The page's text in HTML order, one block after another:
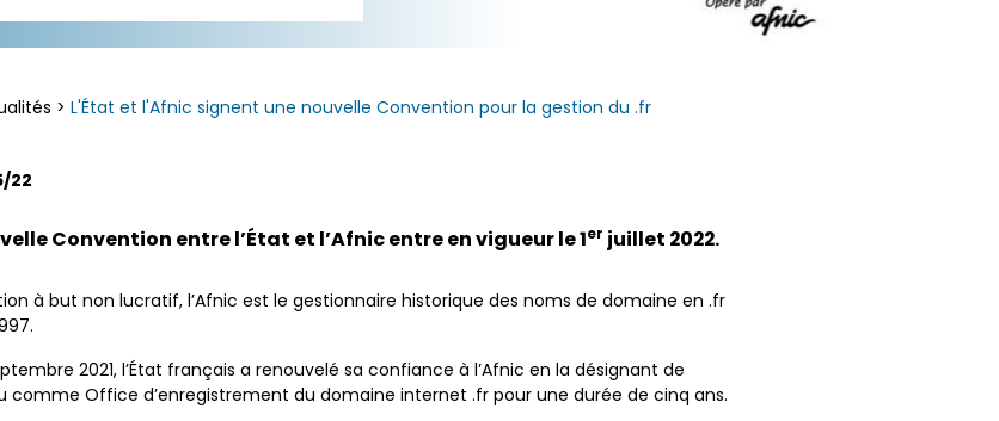
> L'État et l'Afnic signent une nouvelle Convention pour la gestion du .fr
22
Convention entre l’État et l’Afnic entre en vigueur le 1er juillet 2022.
à but non lucratif, l’Afnic est le gestionnaire historique des noms de domaine en .fr
2021, l’État français a renouvelé sa confiance à l’Afnic en la désignant de
comme Office d’enregistrement du domaine internet .fr pour une durée de cinq ans.